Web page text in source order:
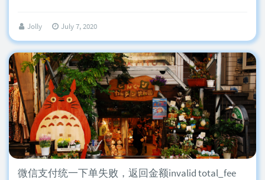
Jolly July 7, 2020
微信支付统一下单失败，返回金额invalid total_fee